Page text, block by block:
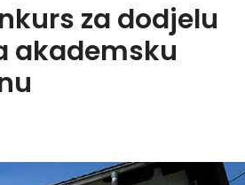
za dodjelu
akademsku